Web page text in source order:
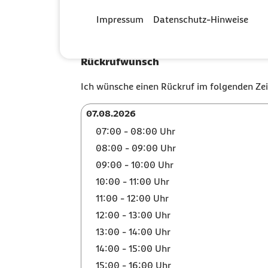
Impressum Datenschutz-Hinweise
Rückrufwunsch
Ich wünsche einen Rückruf im folgenden
07.08.2026
07.08.2026
07:00 - 08:00 Uhr
07.08.2026
08:00 - 09:00 Uhr
07.08.2026
09:00 - 10:00 Uhr
07.08.2026
10:00 - 11:00 Uhr
07.08.2026
11:00 - 12:00 Uhr
07.08.2026
12:00 - 13:00 Uhr
07.08.2026
13:00 - 14:00 Uhr
07.08.2026
14:00 - 15:00 Uhr
07.08.2026
15:00 - 16:00 Uhr